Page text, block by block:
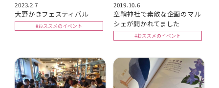
2023.2.7
大野かきフェスティバル
#おススメのイベント
2019.10.6
空鞘神社で素敵な企画のマル
シェが開かれてました
#おススメのイベント